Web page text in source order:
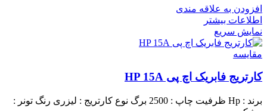
افزودن به علاقه مندی
اطلاعات بیشتر
نمایش سریع
مقايسه
کارتریج فابریک اچ پی HP 15A
برند : Hp ظرفیت چاپ : 2500 برگ نوع کارتریج : لیزری رنگ تونر :